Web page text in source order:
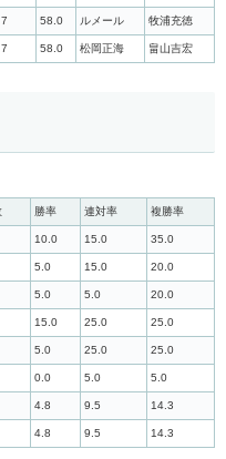
7 58.0 ルメール 牧浦充徳
7 58.0 松岡正海 畠山吉宏
勝率 連対率 複勝率
10.0 15.0 35.0
5.0 15.0 20.0
5.0 5.0 20.0
15.0 25.0 25.0
5.0 25.0 25.0
0.0 5.0 5.0
4.8 9.5 14.3
4.8 9.5 14.3